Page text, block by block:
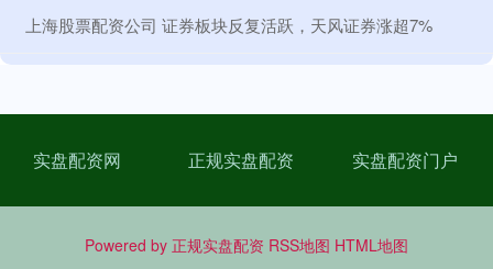
​上海股票配资公司 证券板块反复活跃，天风证券涨超7%
实盘配资网 正规实盘配资 实盘配资门户
Powered by 正规实盘配资 RSS地图 HTML地图